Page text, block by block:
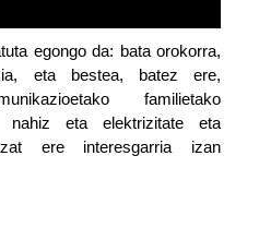
egongo da: bata orokorra,
eta bestea, batez ere,
familietako
nahiz eta elektrizitate eta
ere interesgarria izan